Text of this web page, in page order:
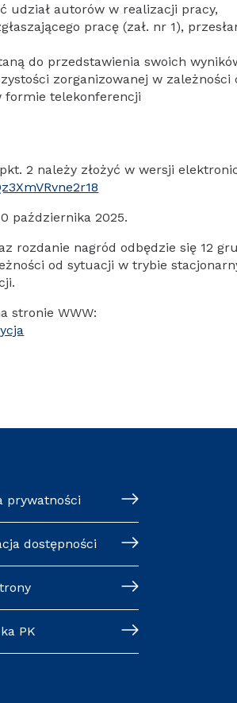
udział autorów w realizacji pracy,
pracę (zał. nr 1),
do przedstawienia swoich
zorganizowanej w
formie telekonferencji
2 należy złożyć w wersji
października 2025.
rozdanie nagród odbędzie się 12
od sytuacji w trybie
stronie WWW:
prywatności
dostępności
PK